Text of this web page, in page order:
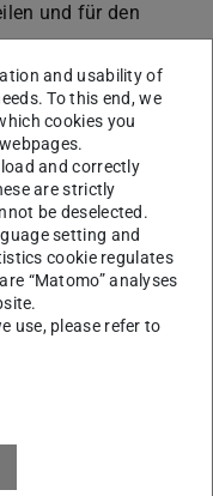
und für den
– Leo Kiso –
Creality freuen.
durch
ihre ähnlichen
Werkzeugset als
die Preise von
Lob für das
haben! Wir freuen
die
and usability of
To this end, we
cookies you
and correctly
are strictly
be deselected.
setting and
cookie regulates
“Matomo” analyses
use, please refer to